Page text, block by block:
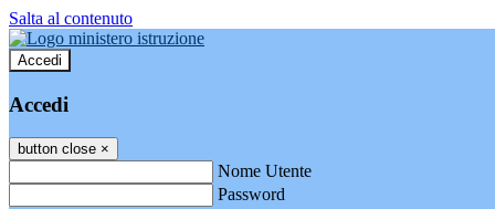
Salta al contenuto
Accedi
Accedi
button close ×
Nome Utente
Password